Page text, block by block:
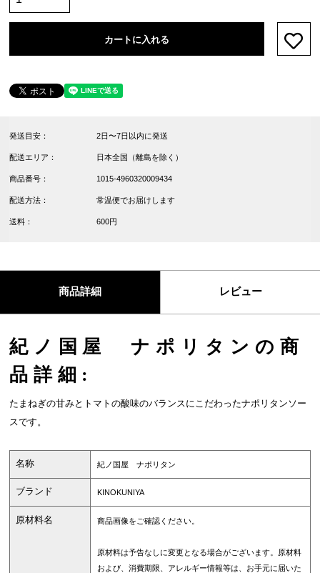
カートに入れる
発送目安： 2日〜7日以内に発送
配送エリア： 日本全国（離島を除く）
商品番号： 1015-4960320009434
配送方法： 常温便でお届けします
送料： 600円
商品詳細 レビュー
紀ノ国屋 ナポリタンの商
品詳細:
たまねぎの甘みとトマトの酸味のバランスにこだわったナポリタンソー
スです。
名称 紀ノ国屋 ナポリタン
ブランド KINOKUNIYA
原材料名 商品画像をご確認ください。
原材料は予告なしに変更となる場合がございます。原材料
および、消費期限、アレルギー情報等は、お手元に届いた